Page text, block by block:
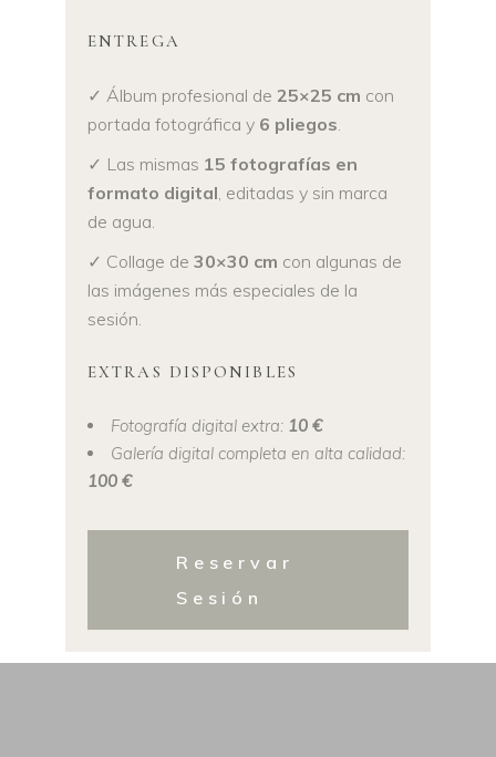
ENTREGA
✓ Álbum profesional de 25×25 cm con
portada fotográfica y 6 pliegos.
✓ Las mismas 15 fotografías en
formato digital, editadas y sin marca
de agua.
✓ Collage de 30×30 cm con algunas de
las imágenes más especiales de la
sesión.
EXTRAS DISPONIBLES
Fotografía digital extra: 10 €
Galería digital completa en alta calidad:
100 €
Reservar
Sesión